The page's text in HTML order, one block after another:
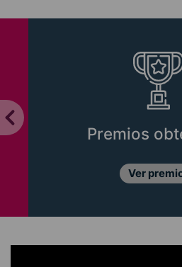
Premios
Ver